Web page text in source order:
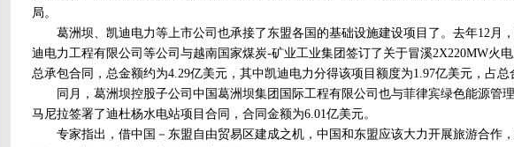
局。
葛洲坝、凯迪电力等上市公司也承接了东盟各国的基础设施建设项目了。去年12月
迪电力工程有限公司等公司与越南国家煤炭-矿业工业集团签订了关于冒溪2X220MW火
总承包合同，总金额约为4.29亿美元，其中凯迪电力分得该项目额度为1.97亿美元，占总
同月，葛洲坝控股子公司中国葛洲坝集团国际工程有限公司也与菲律宾绿色能源管
马尼拉签署了迪杜杨水电站项目合同，合同金额为6.01亿美元。
专家指出，借中国－东盟自由贸易区建成之机，中国和东盟应该大力开展旅游合作